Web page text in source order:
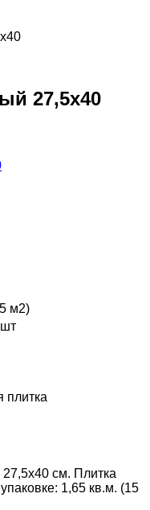
27,5x40
м2)
плитка
см. Плитка
1,65 кв.м. (15